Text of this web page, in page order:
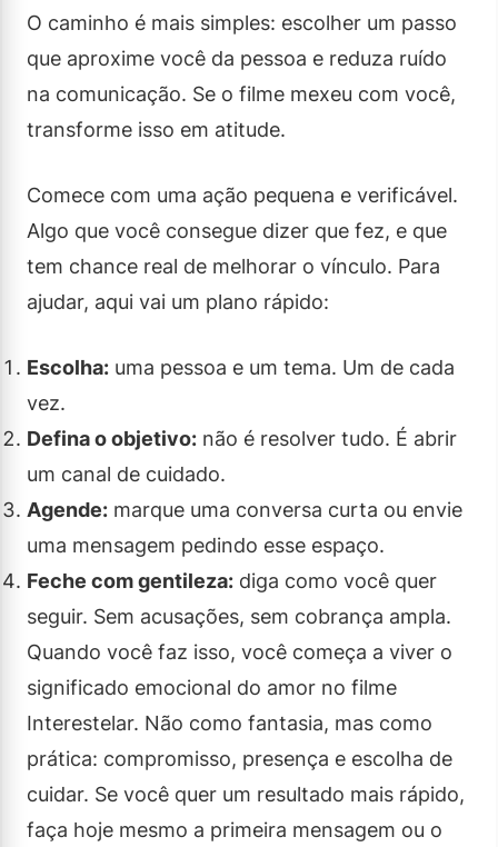
O caminho é mais simples: escolher um passo
que aproxime você da pessoa e reduza ruído
na comunicação. Se o filme mexeu com você,
transforme isso em atitude.
Comece com uma ação pequena e verificável.
Algo que você consegue dizer que fez, e que
tem chance real de melhorar o vínculo. Para
ajudar, aqui vai um plano rápido:
Escolha: uma pessoa e um tema. Um de cada
vez.
Defina o objetivo: não é resolver tudo. É abrir
um canal de cuidado.
Agende: marque uma conversa curta ou envie
uma mensagem pedindo esse espaço.
Feche com gentileza: diga como você quer
seguir. Sem acusações, sem cobrança ampla.
Quando você faz isso, você começa a viver o
significado emocional do amor no filme
Interestelar. Não como fantasia, mas como
prática: compromisso, presença e escolha de
cuidar. Se você quer um resultado mais rápido,
faça hoje mesmo a primeira mensagem ou o